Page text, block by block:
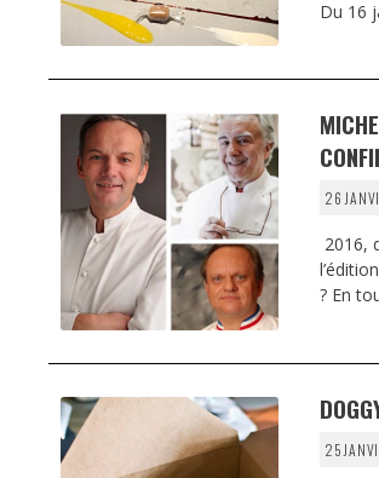
Du 16
26
2016,
? En
25